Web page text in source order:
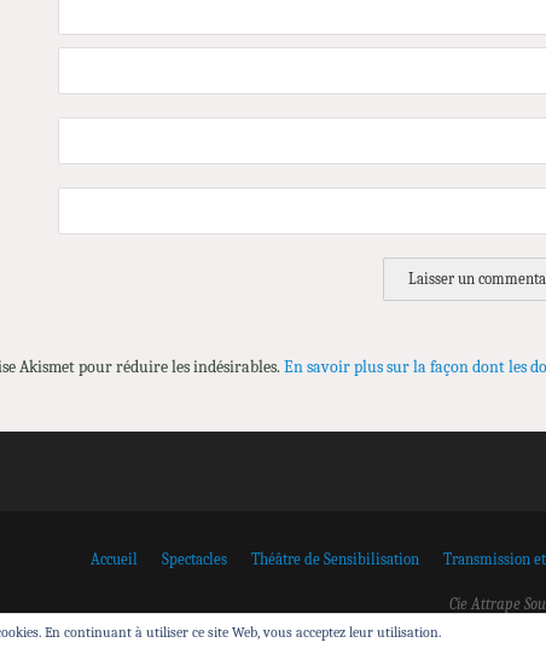
Akismet pour réduire les indésirables. En savoir plus sur la façon dont les
Accueil Spectacles Théâtre de Sensibilisation Transmission
Cie Attrape
En continuant à utiliser ce site Web, vous acceptez leur utilisation.